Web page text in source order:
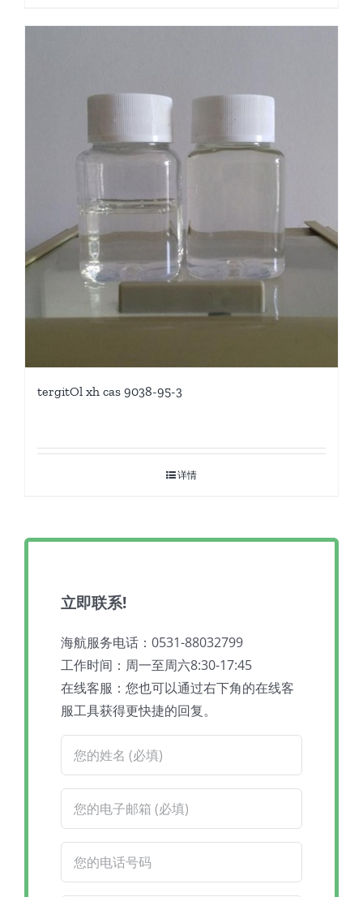
tergitOl xh cas 9038-95-3
详情
立即联系!
海航服务电话：0531-88032799
工作时间：周一至周六8:30-17:45
在线客服：您也可以通过右下角的在线客
服工具获得更快捷的回复。